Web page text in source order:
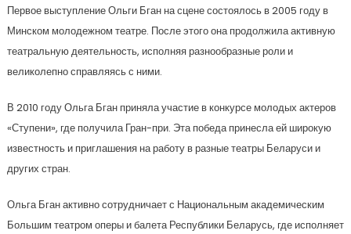
Первое выступление Ольги Бган на сцене состоялось в 2005 году в
Минском молодежном театре. После этого она продолжила активную
театральную деятельность, исполняя разнообразные роли и
великолепно справляясь с ними.
В 2010 году Ольга Бган приняла участие в конкурсе молодых актеров
«Ступени», где получила Гран-при. Эта победа принесла ей широкую
известность и приглашения на работу в разные театры Беларуси и
других стран.
Ольга Бган активно сотрудничает с Национальным академическим
Большим театром оперы и балета Республики Беларусь, где исполняет